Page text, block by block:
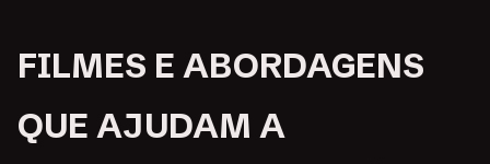
FILMES E ABORDAGENS
QUE AJUDAM A